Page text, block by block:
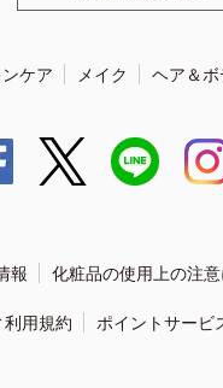
ケア メイク ヘア＆ボ
報 化粧品の使用上の注
用規約 ポイントサービ